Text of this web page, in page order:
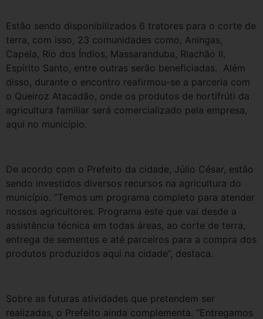
Estão sendo disponibilizados 6 tratores para o corte de
terra, com isso, 23 comunidades como, Aningas,
Capela, Rio dos Índios, Massaranduba, Riachão II,
Espirito Santo, entre outras serão beneficiadas. Além
disso, durante o encontro reafirmou-se a parceria com
o Queiroz Atacadão, onde os produtos de hortifrúti da
agricultura familiar será comercializado pela empresa,
aqui no município.
De acordo com o Prefeito da cidade, Júlio César, estão
sendo investidos diversos recursos na agricultura do
município. “Temos um programa completo para atender
nossos agricultores. Programa este que vai desde a
assistência técnica em todas áreas, ao corte de terra,
entrega de sementes e até parceiros para a compra dos
produtos produzidos aqui na cidade”, destaca.
Sobre as futuras atividades que pretendem ser
realizadas, o Prefeito ainda complementa. “Entregamos